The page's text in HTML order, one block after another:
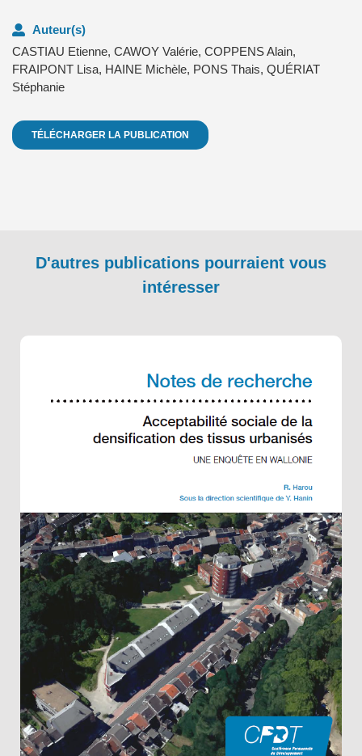
Auteur(s)
CASTIAU Etienne, CAWOY Valérie, COPPENS Alain,
FRAIPONT Lisa, HAINE Michèle, PONS Thais, QUÉRIAT
Stéphanie
TÉLÉCHARGER LA PUBLICATION
D'autres publications pourraient vous
intéresser